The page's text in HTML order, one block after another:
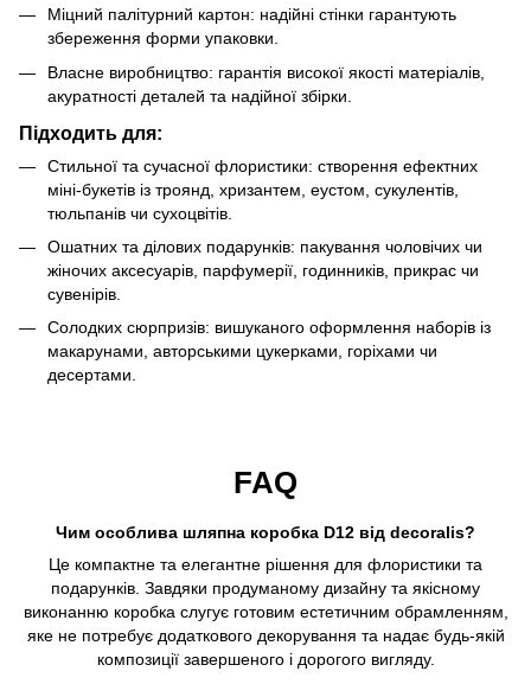
Міцний палітурний картон: надійні стінки гарантують
збереження форми упаковки.
Власне виробництво: гарантія високої якості матеріалів,
акуратності деталей та надійної збірки.
Підходить для:
Стильної та сучасної флористики: створення ефектних
міні-букетів із троянд, хризантем, еустом, сукулентів,
тюльпанів чи сухоцвітів.
Ошатних та ділових подарунків: пакування чоловічих чи
жіночих аксесуарів, парфумерії, годинників, прикрас чи
сувенірів.
Солодких сюрпризів: вишуканого оформлення наборів із
макарунами, авторськими цукерками, горіхами чи
десертами.
FAQ
Чим особлива шляпна коробка D12 від decoralis?
Це компактне та елегантне рішення для флористики та
подарунків. Завдяки продуманому дизайну та якісному
виконанню коробка слугує готовим естетичним обрамленням,
яке не потребує додаткового декорування та надає будь-якій
композиції завершеного і дорогого вигляду.